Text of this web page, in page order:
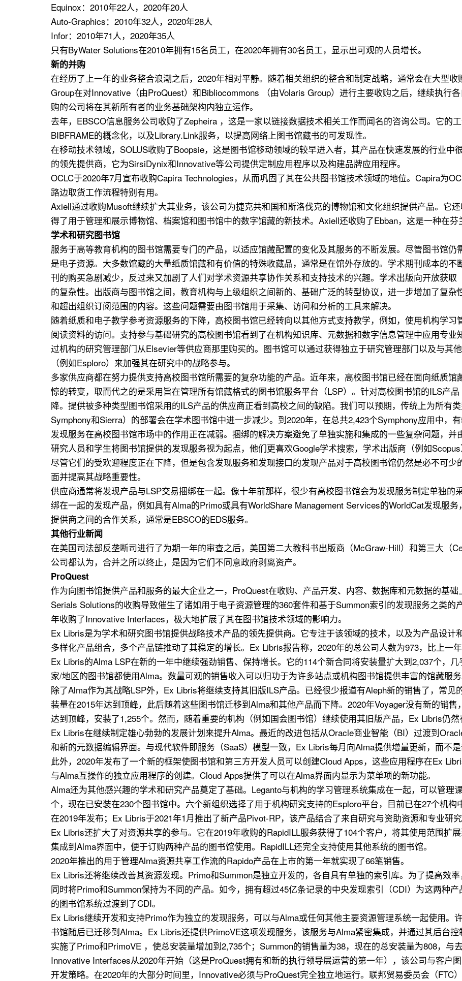
Equinox：2010年22人，2020年20人
Auto-Graphics：2010年32人，2020年28人
Infor：2010年71人，2020年35人
只有ByWater Solutions在2010年拥有15名员工，在2020年拥有30名员工，显示出可观的人员增长。
新的并购
在经历了上一年的业务整合浪潮之后，2020年相对平静。随着相关组织的整合和制定战略，通常会在大型
Group在对Innovative（由ProQuest）和Bibliocommons （由Volaris Group）进行主要收购之后，继续执行
购的公司将在其新所有者的业务基础架构内独立运作。
去年，EBSCO信息服务公司收购了Zepheira ，这是一家以链接数据技术相关工作而闻名的咨询公司。它的
BIBFRAME的概念化，以及Library.Link服务，以提高网络上图书馆藏书的可发现性。
在移动技术领域，SOLUS收购了Boopsie，这是图书馆移动领域的较早进入者，其产品在快速发展的行业中
的领先提供商，它为SirsiDynix和Innovative等公司提供定制应用程序以及构建品牌应用程序。
OCLC于2020年7月宣布收购Capira Technologies，从而巩固了其在公共图书馆技术领域的地位。Capira为
路边取货工作流程特别有用。
Axiell通过收购Musoft继续扩大其业务，该公司为捷克共和国和斯洛伐克的博物馆和文化组织提供产品。它
得了用于管理和展示博物馆、档案馆和图书馆中的数字馆藏的新技术。Axiell还收购了Ebban，这是一种在芬
学术和研究图书馆
服务于高等教育机构的图书馆需要专门的产品，以适应馆藏配置的变化及其服务的不断发展。尽管图书馆
是电子资源。大多数馆藏的大量纸质馆藏和有价值的特殊收藏品，通常是在馆外存放的。学术期刊成本的
刊的购买急剧减少，反过来又加剧了人们对学术资源共享协作关系和支持技术的兴趣。学术出版向开放获
的复杂性。出版商与图书馆之间，教育机构与上级组织之间新的、基础广泛的转型协议，进一步增加了复
和超出组织订阅范围的内容。这些问题需要由图书馆用于采集、访问和分析的工具来解决。
随着纸质和电子教学参考资源服务的下降，高校图书馆已经转向以其他方式支持教学，例如，使用机构学
阅读资料的访问。支持参与基础研究的高校图书馆看到了在机构知识库、元数据和数字信息管理中应用专
过机构的研究管理部门从Elsevier等供应商那里购买的。图书馆可以通过获得独立于研究管理部门以及与其
（例如Esploro）来加强其在研究中的战略参与。
多家供应商都在努力提供支持高校图书馆所需要的复杂功能的产品。近年来，高校图书馆已经在面向纸质
惊的转变，取而代之的是采用旨在管理所有馆藏格式的图书馆服务平台（LSP）。针对高校图书馆的ILS产
降。提供被多种类型图书馆采用的ILS产品的供应商正看到高校之间的缺陷。我们可以预期，传统上为所有
Symphony和Sierra）的部署会在学术图书馆中进一步减少。到2020年，在总共2,423个Symphony应用中，有
发现服务在高校图书馆市场中的作用正在减弱。捆绑的解决方案避免了单独实施和集成的一些复杂问题，
研究人员和学生将图书馆提供的发现服务视为起点，他们更喜欢Google学术搜索，学术出版商（例如
尽管它们的受欢迎程度正在下降，但是包含发现服务和发现接口的发现产品对于高校图书馆仍然是必不可
面并提高其战略重要性。
供应商通常将发现产品与LSP交易捆绑在一起。像十年前那样，很少有高校图书馆会为发现服务制定单独的
绑在一起的发现产品，例如具有Alma的Primo或具有WorldShare Management Services的WorldCat发现服
提供商之间的合作关系，通常是EBSCO的EDS服务。
其他行业新闻
在美国司法部反垄断司进行了为期一年的审查之后，美国第二大教科书出版商（McGraw-Hill）和第三大（
公司都认为，合并之所以终止，是因为它们不同意政府剥离资产。
ProQuest
作为向图书馆提供产品和服务的最大企业之一，ProQuest在收购、产品开发、内容、数据库和元数据的基
Serials Solutions的收购导致催生了诸如用于电子资源管理的360套件和基于Summon索引的发现服务之类
年收购了Innovative Interfaces，极大地扩展了其在图书馆技术领域的影响力。
Ex Libris是为学术和研究图书馆提供战略技术产品的领先提供商。它专注于该领域的技术，以及为产品设计
多样化产品组合，多个产品链推动了其稳定的增长。Ex Libris报告称，2020年的总公司人数为973，比上一
Ex Libris的Alma LSP在新的一年中继续强劲销售、保持增长。它的114个新合同将安装量扩大到2,037个，
家/地区的图书馆都使用Alma。数量可观的销售收入可以归功于为许多站点或机构图书馆提供丰富的馆藏服务
除了Alma作为其战略LSP外，Ex Libris将继续支持其旧版ILS产品。已经很少报道有Aleph新的销售了，常见
装量在2015年达到顶峰，此后随着这些图书馆迁移到Alma和其他产品而下降。2020年Voyager没有新的销
达到顶峰，安装了1,255个。然而，随着重要的机构（例如国会图书馆）继续使用其旧版产品，Ex Libris仍然
Ex Libris在继续制定雄心勃勃的发展计划来提升Alma。最近的改进包括从Oracle商业智能（BI）过渡到
和新的元数据编辑界面。与现代软件即服务（SaaS）模型一致，Ex Libris每月向Alma提供增量更新，而不是
此外，2020年发布了一个新的框架使图书馆和第三方开发人员可以创建Cloud Apps，这些应用程序在Ex
与Alma互操作的独立应用程序的创建。Cloud Apps提供了可以在Alma界面内显示为菜单项的新功能。
Alma还为其他感兴趣的学术和研究产品奠定了基础。Leganto与机构的学习管理系统集成在一起，可以管理
个，现在已安装在230个图书馆中。六个新组织选择了用于机构研究支持的Esploro平台，目前已在27个机构
在2019年发布；Ex Libris于2021年1月推出了新产品Pivot-RP，该产品结合了来自研究与资助资源和专业研究
Ex Libris还扩大了对资源共享的参与。它在2019年收购的RapidILL服务获得了104个客户，将其使用范围扩
集成到Alma界面中，便于订购两种产品的图书馆使用。RapidILL还完全支持使用其他系统的图书馆。
2020年推出的用于管理Alma资源共享工作流的Rapido产品在上市的第一年就实现了66笔销售。
Ex Libris还将继续改善其资源发现。Primo和Summon是独立开发的，各自具有单独的索引库。为了提高效
同时将Primo和Summon保持为不同的产品。如今，拥有超过45亿条记录的中央发现索引（CDI）为这两种
的图书馆系统过渡到了CDI。
Ex Libris继续开发和支持Primo作为独立的发现服务，可以与Alma或任何其他主要资源管理系统一起使用。
书馆随后已迁移到Alma。Ex Libris还提供PrimoVE这项发现服务，该服务与Alma紧密集成，并通过其后台
实施了Primo和PrimoVE ，使总安装量增加到2,735个；Summon的销售量为38，现在的总安装量为808，与
Innovative Interfaces从2020年开始（这是ProQuest拥有和新的执行领导层运营的第一年），该公司与客户
开发策略。在2020年的大部分时间里，Innovative必须与ProQuest完全独立地运行。联邦贸易委员会（FTC